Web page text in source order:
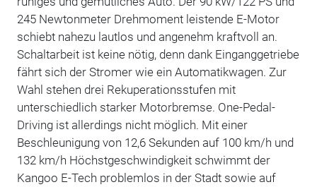
245 Newtonmeter Drehmoment leistende E-Motor
schiebt nahezu lautlos und angenehm kraftvoll an.
Schaltarbeit ist keine nötig, denn dank Einganggetriebe
fährt sich der Stromer wie ein Automatikwagen. Zur
Wahl stehen drei Rekuperationsstufen mit
unterschiedlich starker Motorbremse. One-Pedal-
Driving ist allerdings nicht möglich. Mit einer
Beschleunigung von 12,6 Sekunden auf 100 km/h und
132 km/h Höchstgeschwindigkeit schwimmt der
Kangoo E-Tech problemlos in der Stadt sowie auf